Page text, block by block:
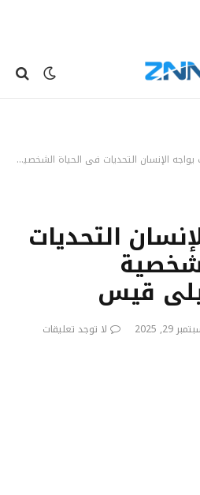
الإنسان التحديات في الحياة الشخصية والعملية؟/ ليلى قيس
التحديات
قيس
29, 2025
لا توجد تعليقات